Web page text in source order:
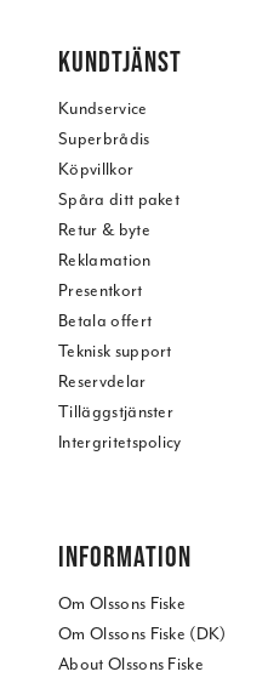
KUNDTJÄNST
Kundservice
Superbrådis
Köpvillkor
Spåra ditt paket
Retur & byte
Reklamation
Presentkort
Betala offert
Teknisk support
Reservdelar
Tilläggstjänster
Intergritetspolicy
INFORMATION
Om Olssons Fiske
Om Olssons Fiske (DK)
About Olssons Fiske